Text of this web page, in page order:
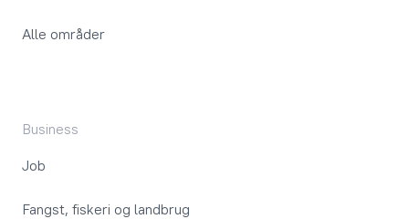
Alle områder
Business
Job
Fangst, fiskeri og landbrug